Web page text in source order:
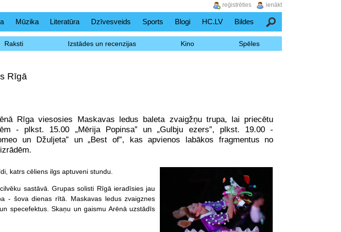
Mūzika Literatūra Dzīvesveids Sports Blogi HC.LV Bildes Meklēšana
Raksti Izstādes un recenzijas Kino Spēles
Rīgā
Rīga viesosies Maskavas ledus baleta zvaigžņu trupa, lai priecētu
- plkst. 15.00 „Mērija Popinsa” un „Gulbju ezers”, plkst. 19.00 -
un Džuljeta” un „Best of”, kas apvienos labākos fragmentus no
katrs cēliens ilgs aptuveni stundu.
sastāvā. Grupas solisti Rīgā ieradīsies jau
- šova dienas rītā. Maskavas ledus zvaigznes
specefektus. Skaņu un gaismu Arēnā uzstādīs
ienākt
reģistrēties